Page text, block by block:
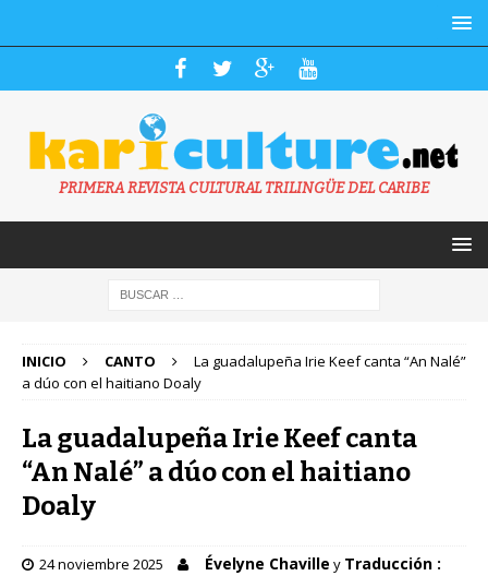
PRIMERA REVISTA CULTURAL TRILINGÜE DEL CARIBE
INICIO CANTO
La guadalupeña Irie Keef canta “An Nalé”
a dúo con el haitiano Doaly
La guadalupeña Irie Keef canta
“An Nalé” a dúo con el haitiano
Doaly
24 noviembre 2025 Évelyne Chaville y Traducción :